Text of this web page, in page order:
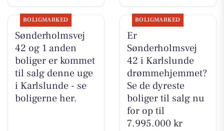
BOLIGMARKED
Sønderholmsvej
42 og 1 anden
boliger er kommet
til salg denne uge
i Karlslunde - se
boligerne her.
BOLIGMARKED
Er
Sønderholmsvej
42 i Karlslunde
drømmehjemmet?
Se de dyreste
boliger til salg nu
for op til
7.995.000 kr